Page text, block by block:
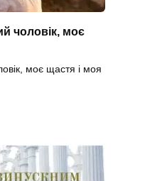
чоловік, моє
моє щастя і моя